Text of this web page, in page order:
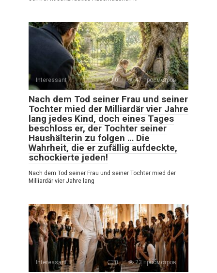
Interessant 0 47 просмотров
Nach dem Tod seiner Frau und seiner
Tochter mied der Milliardär vier Jahre
lang jedes Kind, doch eines Tages
beschloss er, der Tochter seiner
Haushälterin zu folgen … Die
Wahrheit, die er zufällig aufdeckte,
schockierte jeden!
Nach dem Tod seiner Frau und seiner Tochter mied der
Milliardär vier Jahre lang
Interessant 0 23 просмотров